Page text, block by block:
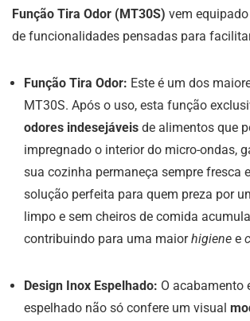
Função Tira Odor (MT30S) vem
de funcionalidades pensadas para
Função Tira Odor: Este é um dos
MT30S. Após o uso, esta função
odores indesejáveis de alimentos que
impregnado o interior do micro-ondas,
sua cozinha permaneça sempre fresca
solução perfeita para quem preza por
limpo e sem cheiros de comida
contribuindo para uma maiorhigiene e
Design Inox Espelhado: O acabamento
espelhado não só confere um visual